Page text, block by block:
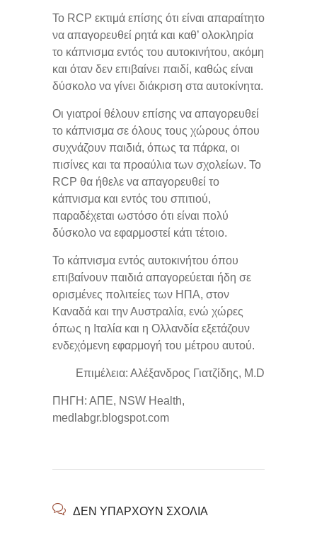
Το RCP εκτιμά επίσης ότι είναι απαραίτητο
να απαγορευθεί ρητά και καθ’ ολοκληρία
το κάπνισμα εντός του αυτοκινήτου, ακόμη
και όταν δεν επιβαίνει παιδί, καθώς είναι
δύσκολο να γίνει διάκριση στα αυτοκίνητα.
Οι γιατροί θέλουν επίσης να απαγορευθεί
το κάπνισμα σε όλους τους χώρους όπου
συχνάζουν παιδιά, όπως τα πάρκα, οι
πισίνες και τα προαύλια των σχολείων. To
RCP θα ήθελε να απαγορευθεί το
κάπνισμα και εντός του σπιτιού,
παραδέχεται ωστόσο ότι είναι πολύ
δύσκολο να εφαρμοστεί κάτι τέτοιο.
Το κάπνισμα εντός αυτοκινήτου όπου
επιβαίνουν παιδιά απαγορεύεται ήδη σε
ορισμένες πολιτείες των ΗΠΑ, στον
Καναδά και την Αυστραλία, ενώ χώρες
όπως η Ιταλία και η Ολλανδία εξετάζουν
ενδεχόμενη εφαρμογή του μέτρου αυτού.
Eπιμέλεια: Αλέξανδρος Γιατζίδης, M.D
ΠΗΓΗ: ΑΠΕ, NSW Health,
medlabgr.blogspot.com
ΔΕΝ ΥΠΆΡΧΟΥΝ ΣΧΌΛΙΑ